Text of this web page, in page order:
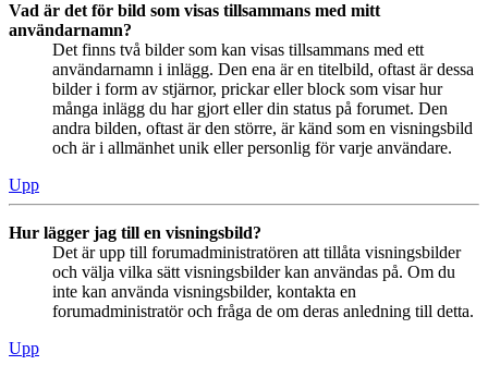
Vad är det för bild som visas tillsammans med mitt
användarnamn?
Det finns två bilder som kan visas tillsammans med ett
användarnamn i inlägg. Den ena är en titelbild, oftast är dessa
bilder i form av stjärnor, prickar eller block som visar hur
många inlägg du har gjort eller din status på forumet. Den
andra bilden, oftast är den större, är känd som en visningsbild
och är i allmänhet unik eller personlig för varje användare.
Upp
Hur lägger jag till en visningsbild?
Det är upp till forumadministratören att tillåta visningsbilder
och välja vilka sätt visningsbilder kan användas på. Om du
inte kan använda visningsbilder, kontakta en
forumadministratör och fråga de om deras anledning till detta.
Upp